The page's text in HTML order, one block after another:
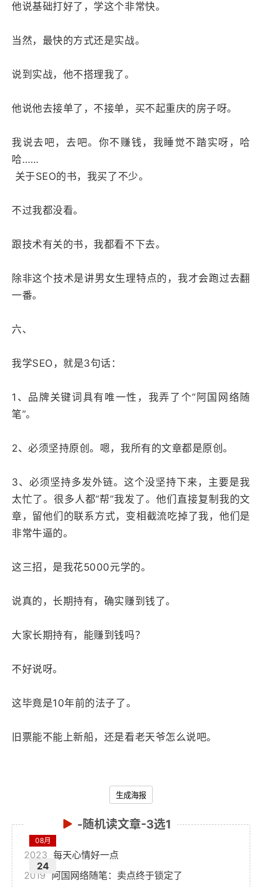
他说基础打好了，学这个非常快。
当然，最快的方式还是实战。
说到实战，他不搭理我了。
他说他去接单了，不接单，买不起重庆的房子呀。
我说去吧，去吧。你不赚钱，我睡觉不踏实呀，哈
哈……
关于SEO的书，我买了不少。
不过我都没看。
跟技术有关的书，我都看不下去。
除非这个技术是讲男女生理特点的，我才会跑过去翻
一番。
六、
我学SEO，就是3句话：
1、品牌关键词具有唯一性，我弄了个“阿国网络随
笔”。
2、必须坚持原创。嗯，我所有的文章都是原创。
3、必须坚持多发外链。这个没坚持下来，主要是我
太忙了。很多人都“帮”我发了。他们直接复制我的文
章，留他们的联系方式，变相截流吃掉了我，他们是
非常牛逼的。
这三招，是我花5000元学的。
说真的，长期持有，确实赚到钱了。
大家长期持有，能赚到钱吗？
不好说呀。
这毕竟是10年前的法子了。
旧票能不能上新船，还是看老天爷怎么说吧。
生成海报
-随机读文章-3选1
08月
24
2023 每天心情好一点
2019 阿国网络随笔：卖点终于锁定了